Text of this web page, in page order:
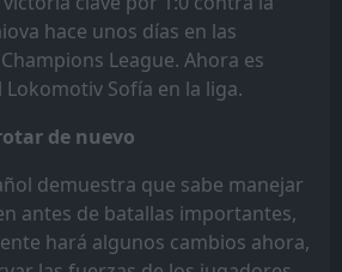
hace unos días en las
League. Ahora es
Sofía en la liga.
de nuevo
demuestra que sabe manejar
antes de batallas importantes,
hará algunos cambios ahora,